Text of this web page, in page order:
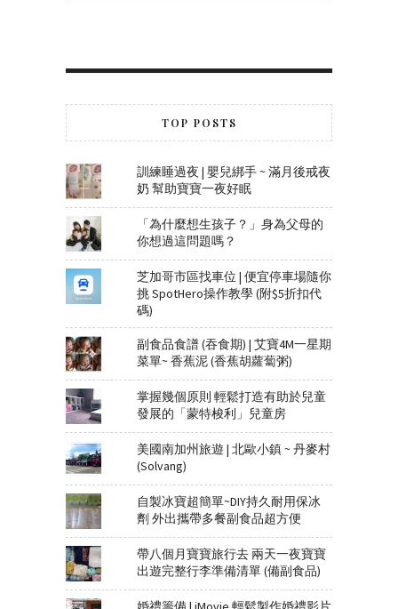
TOP POSTS
訓練睡過夜 | 嬰兒綁手 ~ 滿月後戒夜
奶 幫助寶寶一夜好眠
「為什麼想生孩子？」身為父母的
你想過這問題嗎？
芝加哥市區找車位 | 便宜停車場隨你
挑 SpotHero操作教學 (附$5折扣代
碼)
副食品食譜 (吞食期) | 艾寶4M一星期
菜單~ 香蕉泥 (香蕉胡蘿蔔粥)
掌握幾個原則 輕鬆打造有助於兒童
發展的「蒙特梭利」兒童房
美國南加州旅遊 | 北歐小鎮 ~ 丹麥村
(Solvang)
自製冰寶超簡單~DIY持久耐用保冰
劑 外出攜帶多餐副食品超方便
帶八個月寶寶旅行去 兩天一夜寶寶
出遊完整行李準備清單 (備副食品)